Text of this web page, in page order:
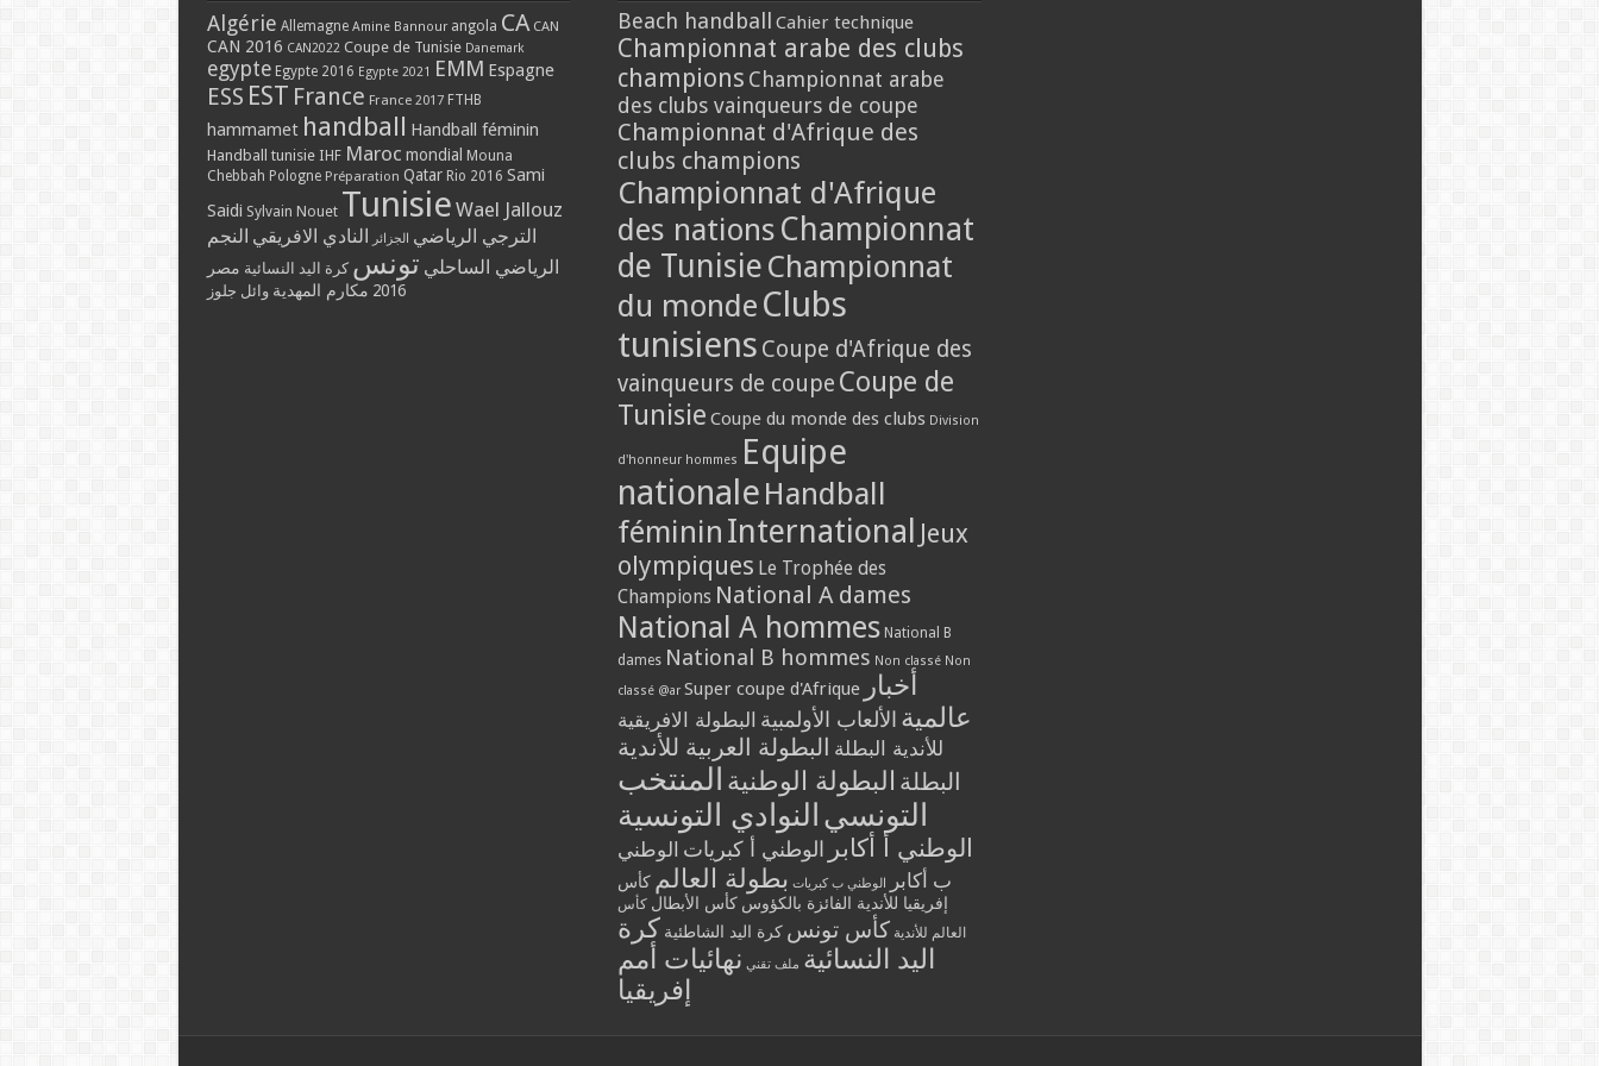
Algérie Allemagne Amine Bannour angola CA CAN
CAN 2016 CAN2022 Coupe de Tunisie Danemark
egypte Egypte 2016 Egypte 2021 EMM Espagne
ESS EST France France 2017 FTHB
hammamet handball Handball féminin
Handball tunisie IHF Maroc mondial Mouna
Chebbah Pologne Préparation Qatar Rio 2016 Sami
Saidi Sylvain Nouet Tunisie Wael Jallouz
الترجي الرياضي الجزائر النادي الافريقي النجم
الرياضي الساحلي تونس كرة اليد النسائية مصر
2016 مكارم المهدية وائل جلوز
Beach handball Cahier technique
Championnat arabe des clubs
champions Championnat arabe
des clubs vainqueurs de coupe
Championnat d'Afrique des
clubs champions
Championnat d'Afrique
des nations Championnat
de Tunisie Championnat
du monde Clubs
tunisiens Coupe d'Afrique des
vainqueurs de coupe Coupe de
Tunisie Coupe du monde des clubs Division
d'honneur hommes Equipe
nationale Handball
féminin International Jeux
olympiques Le Trophée des
Champions National A dames
National A hommes National B
dames National B hommes Non classé Non
classé @ar Super coupe d'Afrique أخبار
عالمية الألعاب الأولمبية البطولة الافريقية
للأندية البطلة البطولة العربية للأندية
البطلة البطولة الوطنية المنتخب
التونسي النوادي التونسية
الوطني أ أكابر الوطني أ كبريات الوطني
ب أكابر
الوطني ب كبريات بطولة العالم كأس
إفريقيا للأندية الفائزة بالكؤوس كأس الأبطال كأس
العالم للأندية كأس تونس كرة اليد الشاطئية كرة
اليد النسائية ملف تقني نهائيات أمم
إفريقيا